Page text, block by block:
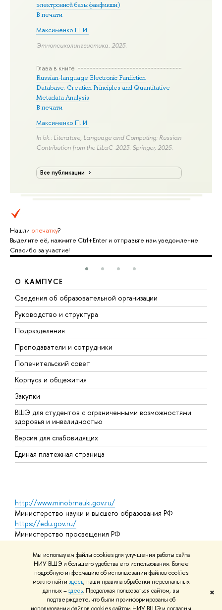
Мы используем файлы cookies для улучшения работы сайта
НИУ ВШЭ и большего удобства его использования. Более
подробную информацию об использовании файлов cookies
можно найти здесь, наши правила обработки персональных
данных –здесь. Продолжая пользоваться сайтом, вы
подтверждаете, что были проинформированы об
✖
электронной базы фанфикшн)
В печати
Максименко П. И.
Этнопсихолингвистика. 2025.
Глава в книге
Russian-language Electronic Fanfiction
Database: Creation Principles and Quantitative
Metadata Analysis
В печати
Максименко П. И.
In bk.: Literature, Language and Computing: Russian
Contribution from the LiLaC-2023. Springer, 2025.
Все публикации
Нашли опечатку?
Выделите её, нажмите Ctrl+Enter и отправьте нам уведомление.
Спасибо за участие!
О КАМПУСЕ
Сведения об образовательной организации
Руководство и структура
Подразделения
Преподаватели и сотрудники
Попечительский совет
Корпуса и общежития
Закупки
ВШЭ для студентов с ограниченными возможностями
здоровья и инвалидностью
Версия для слабовидящих
Единая платежная страница
http://www.minobrnauki.gov.ru/
Министерство науки и высшего образования РФ
https://edu.gov.ru/
Министерство просвещения РФ
Массовые открытые онлайн-курсы
© НИУ ВШЭ 1993–2026 Адреса и контактыУсловия
использования материаловПолитика конфиденциальности